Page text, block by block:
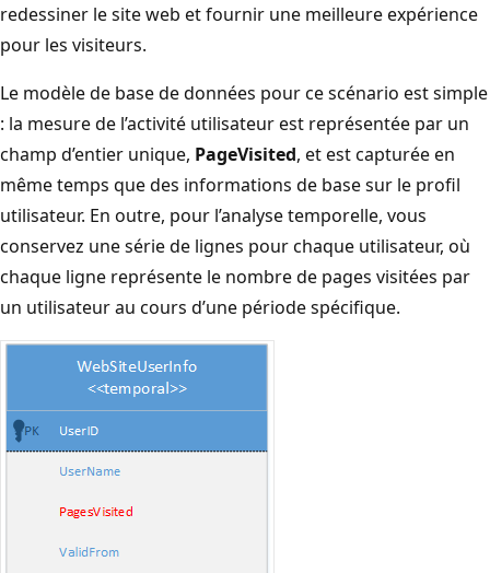
redessiner le site web et fournir une meilleure expérience
pour les visiteurs.
Le modèle de base de données pour ce scénario est simple
: la mesure de l’activité utilisateur est représentée par un
champ d’entier unique, PageVisited, et est capturée en
même temps que des informations de base sur le profil
utilisateur. En outre, pour l’analyse temporelle, vous
conservez une série de lignes pour chaque utilisateur, où
chaque ligne représente le nombre de pages visitées par
un utilisateur au cours d’une période spécifique.